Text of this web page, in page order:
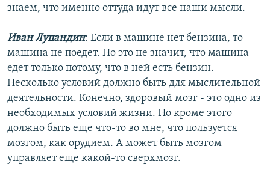
знаем, что именно оттуда идут все наши мысли.
Иван Лупандин: Если в машине нет бензина, то
машина не поедет. Но это не значит, что машина
едет только потому, что в ней есть бензин.
Несколько условий должно быть для мыслительной
деятельности. Конечно, здоровый мозг - это одно из
необходимых условий жизни. Но кроме этого
должно быть еще что-то во мне, что пользуется
мозгом, как орудием. А может быть мозгом
управляет еще какой-то сверхмозг.